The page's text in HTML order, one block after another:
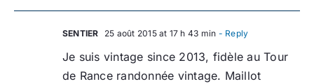
SENTIER 25 août 2015 at 17 h 43 min - Reply
Je suis vintage since 2013, fidèle au Tour
de Rance randonnée vintage. Maillot